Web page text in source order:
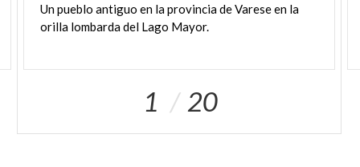
Unpueblo antiguo en laprovinciadeVareseen la
orilla lombardadel Lago Mayor.
1 20